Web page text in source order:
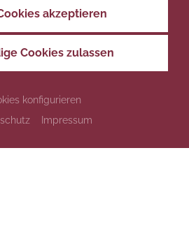
akzeptieren
Cookies zulassen
konfigurieren
Impressum